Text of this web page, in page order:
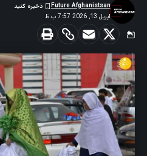
اپریل 13, 2026 7:57 ب.ظ
Future Afghanistsan